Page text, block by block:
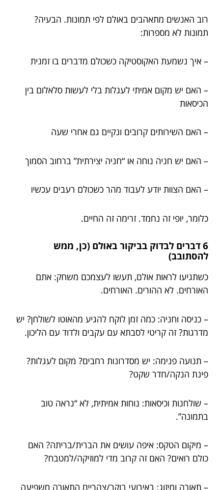
רוב האנשים מתאהבים באולם לפי תמונות. הבעיה?
תמונות לא מספרות:
– איך נשמעת האקוסטיקה כשכולם מדברים בו זמנית
– האם יש מקום אמיתי לעגלות בלי לעשות סלאלום בין
הכיסאות
– האם השירותים קרובים ונקיים גם אחרי שעה
– האם יש חניה נוחה או “חניה יצירתית” ברחוב הסמוך
– האם הצוות יודע לעבוד מהר כשכולם רעבים עכשיו
כלומר, יופי זה נחמד. זרימה זה החיים.
6 דברים לבדוק בביקור באולם (כן, ממש
להסתובב)
כשתגיעו לראות אולם, תעשו לעצמכם משחק: אתם
האורחים. לא ההורים. האורחים.
– כניסה וחניה: כמה זמן לוקח להגיע מהאוטו לשולחן? יש
מדרגות? זה קריטי לסבתא עם עקבים ולדוד עם הליכון.
– תנועה פנימה: יש מסדרונות רחבים? מקום לעגלות?
פינת הנקה/חדר שקט?
– שולחנות וכיסאות: נוחות אמיתית, לא “נראה טוב
בתמונה”.
– מיקום הטקס: איפה עושים את הברית/בריתה? האם
כולם רואים? האם זה קרוב מדי למוזיקה/למטבח?
– תאורה ומיזוג: באירועי בוקר/צהריים התאורה משפיעה